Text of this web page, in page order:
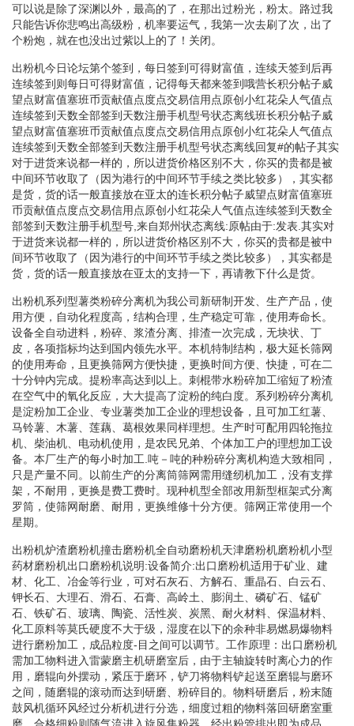
可以说是除了深渊以外，最高的了，在那出过粉光，粉太。路过我
只能告诉你悲鸣出高级粉，机率要运气，我第一次去刷了次，出了
个粉炮，就在也没出过紫以上的了！关闭。
出粉机今日论坛第个签到，每日签到可得财富值，连续天签到后再
连续签到则每日可得财富值，记得每天都来签到哦营长积分帖子威
望点财富值塞班币贡献值点度点交易信用点原创小红花朵人气值点
连续签到天数全部签到天数注册手机型号状态离线班长积分帖子威
望点财富值塞班币贡献值点度点交易信用点原创小红花朵人气值点
连续签到天数全部签到天数注册手机型号状态离线回复#的帖子其实
对于进货来说都一样的，所以进货价格区别不大，你买的贵都是被
中间环节收取了（因为港行的中间环节手续之类比较多），其实都
是货，货的话一般直接放在亚太的连长积分帖子威望点财富值塞班
币贡献值点度点交易信用点原创小红花朵人气值点连续签到天数全
部签到天数注册手机型号,来自郑州状态离线:原帖由于:发表.其实对
于进货来说都一样的，所以进货价格区别不大，你买的贵都是被中
间环节收取了（因为港行的中间环节手续之类比较多），其实都是
货，货的话一般直接放在亚太的支持一下，再请教下什么是货。
出粉机系列型薯类粉碎分离机为我公司新研制开发、生产产品，使
用方便，自动化程度高，结构合理，生产稳定可靠，使用寿命长。
设备全自动进料，粉碎、浆渣分离、排渣一次完成，无块状、丁
皮，各项指标均达到国内领先水平。本机特制结构，极大延长筛网
的使用寿命，且更换筛网方便快捷，更换时间方便、快捷，可在二
十分钟内完成。提粉率高达到以上。刺棍带水粉碎加工缩短了粉渣
在空气中的氧化反应，大大提高了淀粉的纯白度。系列粉碎分离机
是淀粉加工企业、专业薯类加工企业的理想设备，且可加工红薯、
马铃薯、木薯、莲藕、葛根效果同样理想。生产时可配用四轮拖拉
机、柴油机、电动机使用，是农民兄弟、个体加工户的理想加工设
备。本厂生产的每小时加工.吨－吨的种粉碎分离机构造大致相同，
只是产量不同。以前生产的分离筒筛网需用缝纫机加工，没有支撑
架，不耐用，更换是费工费时。现种机型全部改用新型框架式分离
罗筒，使筛网耐磨、耐用，更换维修十分方便。筛网正常使用一个
星期。
出粉机炉渣磨粉机撞击磨粉机全自动磨粉机天津磨粉机磨粉机小型
药材磨粉机出口磨粉机说明:设备简介:出口磨粉机适用于矿业、建
材、化工、冶金等行业，可对石灰石、方解石、重晶石、白云石、
钾长石、大理石、滑石、石膏、高岭土、膨润土、磷矿石、锰矿
石、铁矿石、玻璃、陶瓷、活性炭、炭黑、耐火材料、保温材料、
化工原料等莫氏硬度不大于级，湿度在以下的余种非易燃易爆物料
进行磨粉加工，成品粒度-目之间可以调节。工作原理：出口磨粉机
需加工物料进入雷蒙磨主机研磨室后，由于主轴旋转时离心力的作
用，磨辊向外摆动，紧压于磨环，铲刀将物料铲起送至磨辊与磨环
之间，随磨辊的滚动而达到研磨、粉碎目的。物料研磨后，粉末随
鼓风机循环风经过分析机进行分选，细度过粗的物料落回研磨室重